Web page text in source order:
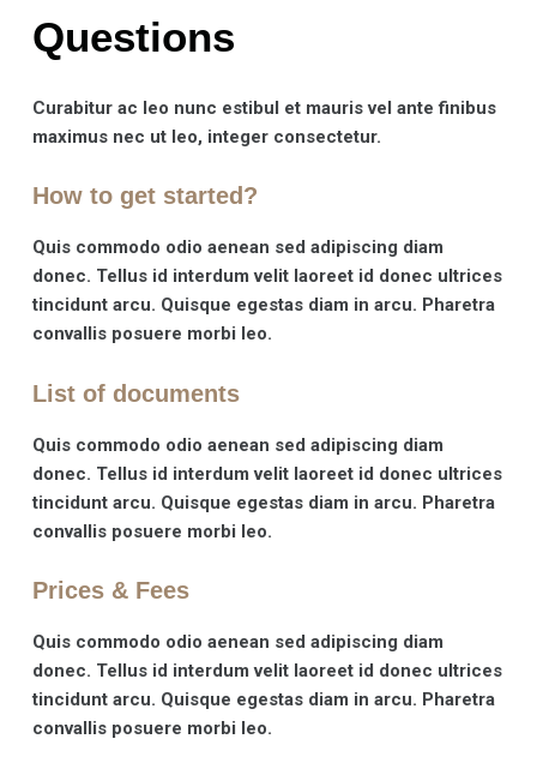
Questions
Curabitur ac leo nunc estibul et mauris vel ante finibus
maximus nec ut leo, integer consectetur.
How to get started?
Quis commodo odio aenean sed adipiscing diam
donec. Tellus id interdum velit laoreet id donec ultrices
tincidunt arcu. Quisque egestas diam in arcu. Pharetra
convallis posuere morbi leo.
List of documents
Quis commodo odio aenean sed adipiscing diam
donec. Tellus id interdum velit laoreet id donec ultrices
tincidunt arcu. Quisque egestas diam in arcu. Pharetra
convallis posuere morbi leo.
Prices & Fees
Quis commodo odio aenean sed adipiscing diam
donec. Tellus id interdum velit laoreet id donec ultrices
tincidunt arcu. Quisque egestas diam in arcu. Pharetra
convallis posuere morbi leo.